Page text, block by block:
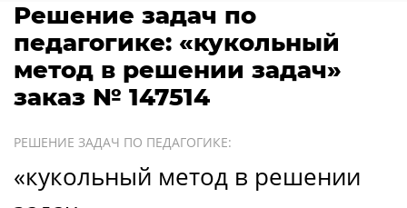
Решение задач по
педагогике: «кукольный
метод в решении задач»
заказ № 147514
РЕШЕНИЕ ЗАДАЧ ПО ПЕДАГОГИКЕ:
«кукольный метод в решении